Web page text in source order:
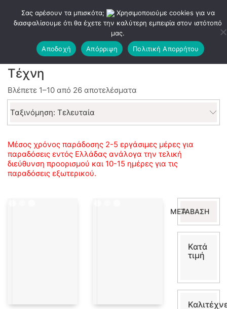
Τέχνη
Βλέπετε 1–10 από 26 αποτελέσματα
by
Ταξινόμηση: Τελευταία
Μέσος χρόνος παράδοσης 2-5 εργάσιμες μέρες για
παραδόσεις εντός Ελλάδας ανάλογα την τελική
διεύθυνση προορισμού και 10-15 ημέρες για τις
παραδόσεις εξωτερικού.
για:
ΜΕΤΆΒΑΣΗ
Κατά
τιμή
Σας αρέσουν τα μπισκότα;
Χρησιμοποιούμε cookies για να
διασφαλίσουμε ότι θα έχετε την καλύτερη εμπειρία στον ιστότοπό
μας.
Αποδοχή
Απόρριψη Πολιτική Απορρήτου